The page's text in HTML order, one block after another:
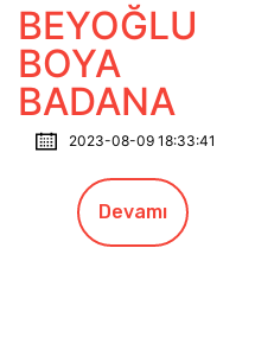
BEYOĞLU
BOYA
BADANA
2023-08-09 18:33:41
Devamı